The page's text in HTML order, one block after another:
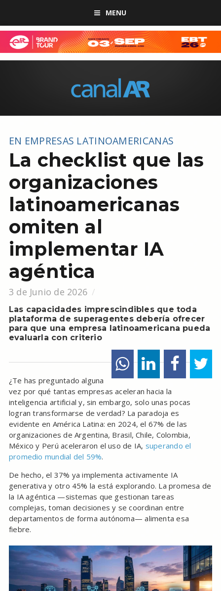
MENU
EN EMPRESAS LATINOAMERICANAS
La checklist que las
organizaciones
latinoamericanas
omiten al
implementar IA
agéntica
3 de Junio de 2026
Las capacidades imprescindibles que toda
plataforma de superagentes debería ofrecer
para que una empresa latinoamericana pueda
evaluarla con criterio
¿Te has preguntado alguna
vez por qué tantas empresas aceleran hacia la
inteligencia artificial y, sin embargo, solo unas pocas
logran transformarse de verdad? La paradoja es
evidente en América Latina: en 2024, el 67% de las
organizaciones de Argentina, Brasil, Chile, Colombia,
México y Perú aceleraron el uso de IA, superando el
promedio mundial del 59%.
De hecho, el 37% ya implementa activamente IA
generativa y otro 45% la está explorando. La promesa de
la IA agéntica —sistemas que gestionan tareas
complejas, toman decisiones y se coordinan entre
departamentos de forma autónoma— alimenta esa
fiebre.